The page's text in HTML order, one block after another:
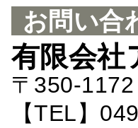
お問い合
有限会社
〒350-
【TEL